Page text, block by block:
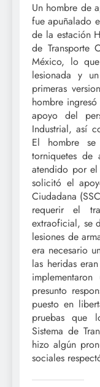
Un hombre de
fue apuñalado
de la estación
de Transporte
México, lo
lesionada y
primeras
hombre
apoyo del
Industrial, así
El hombre
torniquetes
atendido por
solicitó el
Ciudadana
requerir el
extraoficial, se
lesiones de
era necesario
las heridas
presunto
puesto en
pruebas que
Sistema de
hizo algún
sociales